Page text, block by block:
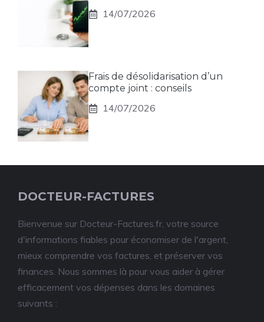
14/07/2026
Frais de désolidarisation d’un
compte joint : conseils
14/07/2026
DOCTEUR-FACTURES
Bienvenue sur Docteur-Factures.fr, votre source
d'informations fiables pour économiser de l'argent,
mieux comprendre vos factures, et préserver vos
finances. Nous sommes là pour vous aider à gérer
efficacement vos dépenses dans les domaines
suivants :